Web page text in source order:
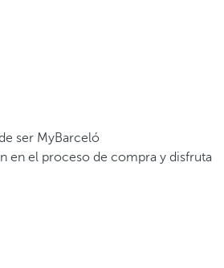
ser MyBarceló
en el proceso de compra y disfruta